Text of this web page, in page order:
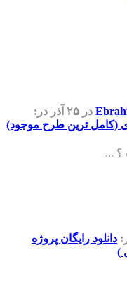
در ۲۵ آذر
در:
(کامل ترین طرح موجود)
؟ ...
دانلود رایگان پروژه
)